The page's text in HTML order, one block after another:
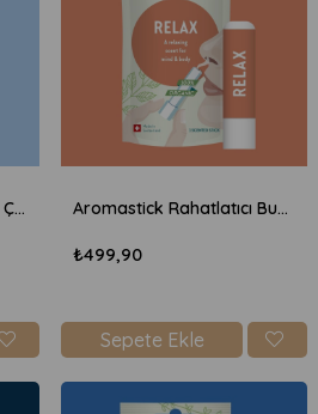
Aromastick Nefes Burun Çubuğu Aromastick Rahatlatıcı Burun Çubuğu
₺499,90
Sepete Ekle